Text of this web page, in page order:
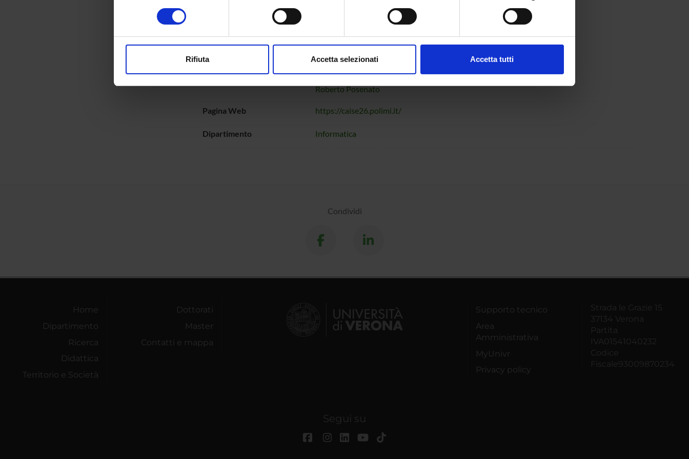
digitali).
modificare o ritirare il tuo consenso in qualsiasi momento dalla Dichiarazione sui cookie.
di analisi dei dati web, pubblicità e social media, i quali potrebbero combinarle con altre informazioni che hai fornito loro o
Rifiuta Accetta selezionati Accetta tutti
Per maggiori informazioni visitate il sito
Referente Carlo Combi-Matteo Mantovani-Sara Migliorini-Barbara Oliboni
Roberto Posenato
Pagina Web https://caise26.polimi.it/
Dipartimento Informatica
Condividi
Home
Dipartimento
Ricerca
Didattica
Territorio e Società
Dottorati
Master
Contatti e mappa
Supporto tecnico
Area
Amministrativa
MyUnivr
Privacy policy
Strada le Grazie 15
37134 Verona
Partita
IVA01541040232
Codice
Fiscale93009870234
Segui su